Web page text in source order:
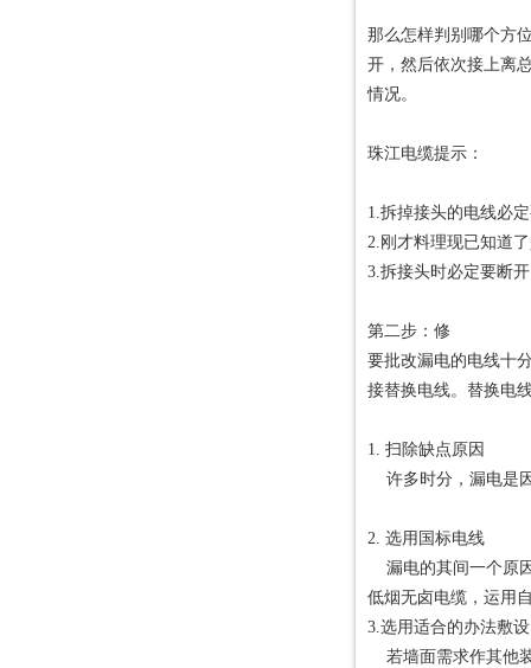
那么怎样判别哪个方
开，然后依次接上离
情况。
珠江电缆提示：
1.拆掉接头的电线必
2.刚才料理现已知道
3.拆接头时必定要断
第二步：修
要批改漏电的电线十
接替换电线。替换电
1. 扫除缺点原因
许多时分，漏电是
2. 选用国标电线
漏电的其间一个原
低烟无卤电缆，运用
3.选用适合的办法敷设
若墙面需求作其他